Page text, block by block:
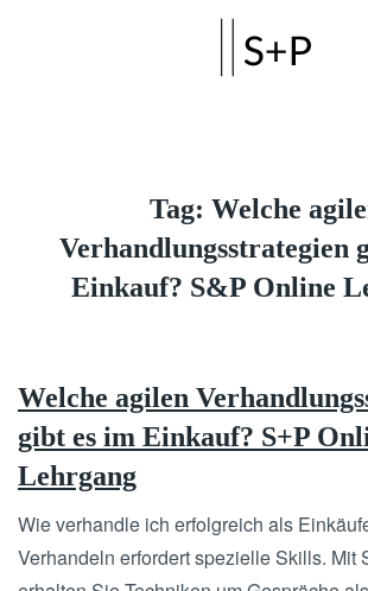
Tag: Welche
Verhandlungsstrategien
Einkauf? S&P Online
Welche agilen
gibt es im Einkauf? S+P
Lehrgang
Wie verhandle ich erfolgreich als
Verhandeln erfordert spezielle Skills. Mit